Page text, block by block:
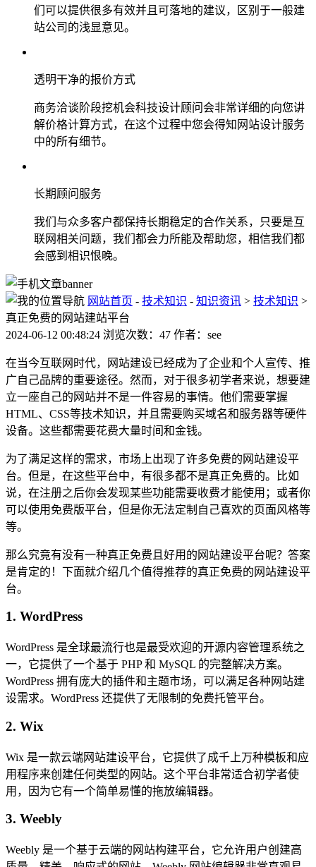
们可以提供很多有效并且可落地的建议，区别于一般建
站公司的浅显意见。
透明干净的报价方式
商务洽谈阶段挖机会科技设计顾问会非常详细的向您讲
解价格计算方式，在这个过程中您会得知网站设计服务
中的所有细节。
长期顾问服务
我们与众多客户都保持长期稳定的合作关系，只要是互
联网相关问题，我们都会力所能及帮助您，相信我们都
会感到相识恨晚。
网站首页 - 技术知识 - 知识资讯 > 技术知识 >
真正免费的网站建站平台
2024-06-12 00:48:24 浏览次数：47 作者：see
在当今互联网时代，网站建设已经成为了企业和个人宣传、推
广自己品牌的重要途径。然而，对于很多初学者来说，想要建
立一座自己的网站并不是一件容易的事情。他们需要掌握
HTML、CSS等技术知识，并且需要购买域名和服务器等硬件
设备。这些都需要花费大量时间和金钱。
为了满足这样的需求，市场上出现了许多免费的网站建设平
台。但是，在这些平台中，有很多都不是真正免费的。比如
说，在注册之后你会发现某些功能需要收费才能使用；或者你
可以使用免费版平台，但是你无法定制自己喜欢的页面风格等
等。
那么究竟有没有一种真正免费且好用的网站建设平台呢？答案
是肯定的！下面就介绍几个值得推荐的真正免费的网站建设平
台。
1. WordPress
WordPress 是全球最流行也是最受欢迎的开源内容管理系统之
一，它提供了一个基于 PHP 和 MySQL 的完整解决方案。
WordPress 拥有庞大的插件和主题市场，可以满足各种网站建
设需求。WordPress 还提供了无限制的免费托管平台。
2. Wix
Wix 是一款云端网站建设平台，它提供了成千上万种模板和应
用程序来创建任何类型的网站。这个平台非常适合初学者使
用，因为它有一个简单易懂的拖放编辑器。
3. Weebly
Weebly 是一个基于云端的网站构建平台，它允许用户创建高